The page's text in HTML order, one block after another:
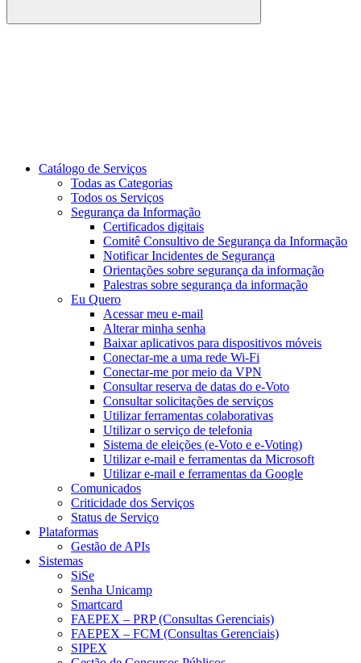
Buscar
Catálogo de Serviços
Todas as Categorias
Todos os Serviços
Segurança da Informação
Certificados digitais
Comitê Consultivo de Segurança da Informação
Notificar Incidentes de Segurança
Orientações sobre segurança da informação
Palestras sobre segurança da informação
Eu Quero
Acessar meu e-mail
Alterar minha senha
Baixar aplicativos para dispositivos móveis
Conectar-me a uma rede Wi-Fi
Conectar-me por meio da VPN
Consultar reserva de datas do e-Voto
Consultar solicitações de serviços
Utilizar ferramentas colaborativas
Utilizar o serviço de telefonia
Sistema de eleições (e-Voto e e-Voting)
Utilizar e-mail e ferramentas da Microsoft
Utilizar e-mail e ferramentas da Google
Comunicados
Criticidade dos Serviços
Status de Serviço
Plataformas
Gestão de APIs
Sistemas
SiSe
Senha Unicamp
Smartcard
FAEPEX – PRP (Consultas Gerenciais)
FAEPEX – FCM (Consultas Gerenciais)
SIPEX